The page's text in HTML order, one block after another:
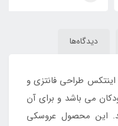
دیدگاه‌ها
طراحی فانتزی و
می باشد و برای آن
این محصول عروسکی